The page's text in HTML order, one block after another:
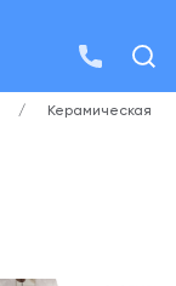
Керамическая